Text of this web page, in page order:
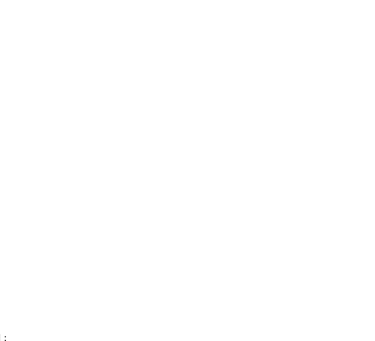
等。欢迎垂询咨询热线：18008077028、13980977703、02866621633、